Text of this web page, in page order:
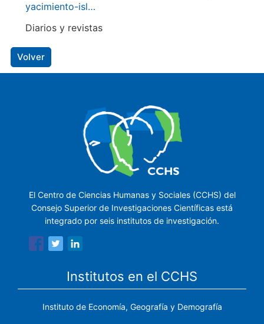
yacimiento-isl…
Diarios y revistas
Volver
El Centro de Ciencias Humanas y Sociales (CCHS) del
Consejo Superior de Investigaciones Científicas está
integrado por seis institutos de investigación.
Institutos en el CCHS
Instituto de Economía, Geografía y Demografía